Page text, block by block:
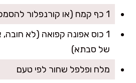
1 כף קמח (או קורנפלור להסמכה עדינה)
1 כוס אפונה קפואה (לא
של סבתא)
מלח ופלפל שחור לפי טעם